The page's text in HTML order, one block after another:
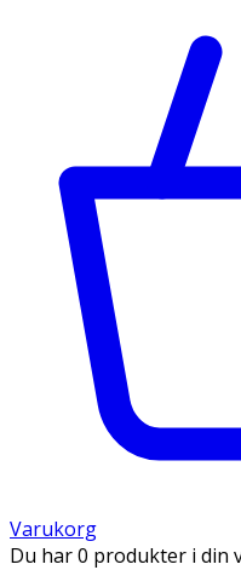
Varukorg
Du har 0 produkter i din